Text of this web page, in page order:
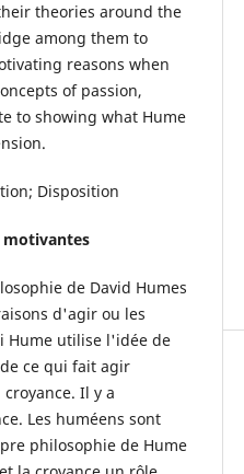
theories around the
among them to
reasons when
of passion,
to showing what Hume
Disposition
motivantes
de David Humes
d'agir ou les
Hume utilise l'idée de
ce qui fait agir
Il y a
Les huméens sont
philosophie de Hume